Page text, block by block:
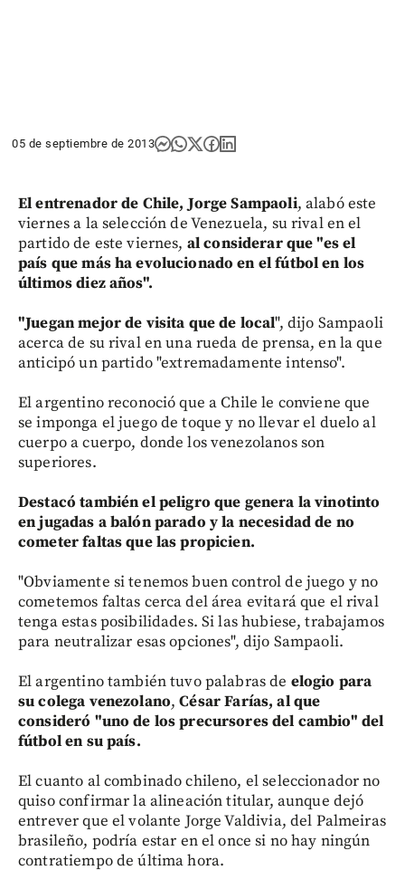
05 de septiembre de 2013
El entrenador de Chile, Jorge Sampaoli, alabó este
viernes a la selección de Venezuela, su rival en el
partido de este viernes, al considerar que "es el
país que más ha evolucionado en el fútbol en los
últimos diez años".
"Juegan mejor de visita que de local", dijo Sampaoli
acerca de su rival en una rueda de prensa, en la que
anticipó un partido "extremadamente intenso".
El argentino reconoció que a Chile le conviene que
se imponga el juego de toque y no llevar el duelo al
cuerpo a cuerpo, donde los venezolanos son
superiores.
Destacó también el peligro que genera la vinotinto
en jugadas a balón parado y la necesidad de no
cometer faltas que las propicien.
"Obviamente si tenemos buen control de juego y no
cometemos faltas cerca del área evitará que el rival
tenga estas posibilidades. Si las hubiese, trabajamos
para neutralizar esas opciones", dijo Sampaoli.
El argentino también tuvo palabras de elogio para
su colega venezolano,César Farías, al que
consideró "uno de los precursores del cambio" del
fútbol en su país.
El cuanto al combinado chileno, el seleccionador no
quiso confirmar la alineación titular, aunque dejó
entrever que el volante Jorge Valdivia, del Palmeiras
brasileño, podría estar en el once si no hay ningún
contratiempo de última hora.